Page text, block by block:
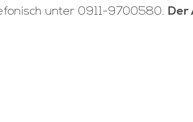
unter 0911-9700580. Der